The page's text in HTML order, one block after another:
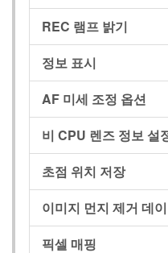
REC 램프 밝기
정보 표시
AF 미세 조정 옵션
비 CPU 렌즈 정보 설
초점 위치 저장
이미지 먼지 제거 데
픽셀 매핑